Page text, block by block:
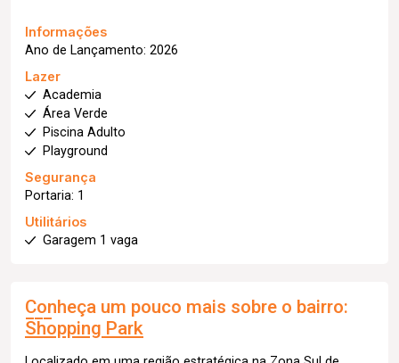
Informações
Ano de Lançamento: 2026
Lazer
Academia
Área Verde
Piscina Adulto
Playground
Segurança
Portaria: 1
Utilitários
Garagem 1 vaga
Conheça um pouco mais sobre o bairro:
Shopping Park